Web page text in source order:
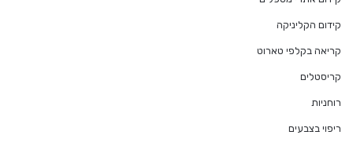
קידום הקליניקה
קריאה בקלפי טארוט
קריסטלים
רוחניות
ריפוי בצבעים